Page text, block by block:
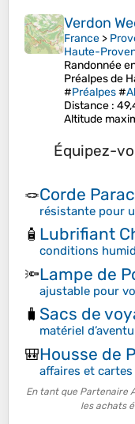
Verdon
France >
Haute-
Randonnée
Préalpes de
#Préalpes#
Distance :
Altitude
Équipez-
🪢Corde
résistante pour
🧴 Lubrifiant
conditions
🔦Lampe de
ajustable pour
🧳 Sacs de
matériel
🎒Housse de
affaires et
En tant que Partenaire
les achats